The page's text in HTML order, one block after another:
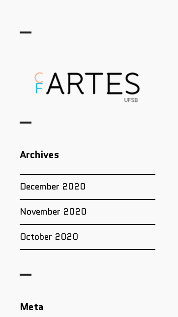
Archives
December 2020
November 2020
October 2020
Meta